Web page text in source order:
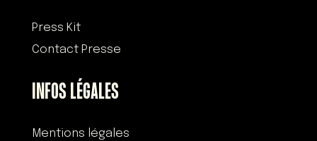
Press Kit
Contact Presse
INFOS LÉGALES
Mentions légales